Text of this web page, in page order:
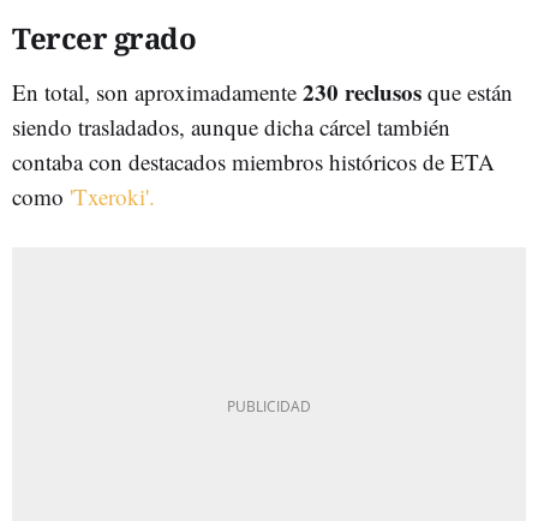
Tercer grado
En total, son aproximadamente 230 reclusos que están
siendo trasladados, aunque dicha cárcel también
contaba con destacados miembros históricos de ETA
como 'Txeroki'.